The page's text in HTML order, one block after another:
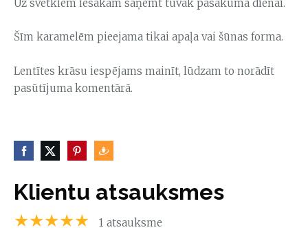
Uz svētkiem iesakām saņemt tuvāk pasākuma dienai.
Šīm karamelēm pieejama tikai apaļa vai šūnas forma.
Lentītes krāsu iespējams mainīt, lūdzam to norādīt
pasūtījuma komentārā.
Klientu atsauksmes
★★★★★ 1 atsauksme